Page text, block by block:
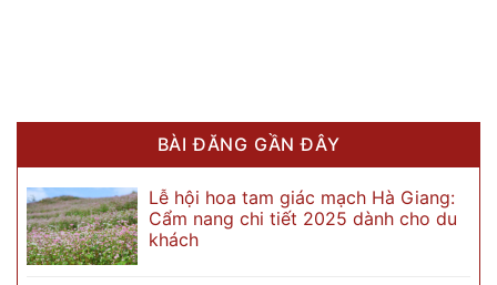
BÀI ĐĂNG GẦN ĐÂY
Lễ hội hoa tam giác mạch Hà Giang:
Cẩm nang chi tiết 2025 dành cho du
khách